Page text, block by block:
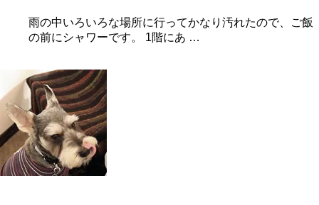
雨の中いろいろな場所に行ってかなり汚れたので、ご飯
の前にシャワーです。 1階にあ …